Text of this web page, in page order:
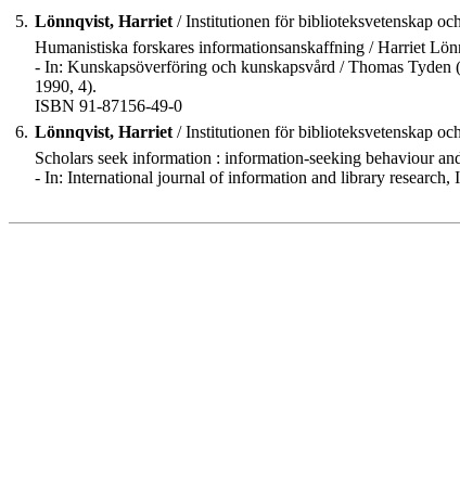
5. Lönnqvist, Harriet/ Institutionen för biblioteksvetenskap
Humanistiska forskares informationsanskaffning / Harriet
- In: Kunskapsöverföring och kunskapsvård / Thomas
1990, 4).
ISBN 91-87156-49-0
6. Lönnqvist, Harriet/ Institutionen för biblioteksvetenskap
Scholars seek information : information-seeking behaviour
- In: International journal of information and library